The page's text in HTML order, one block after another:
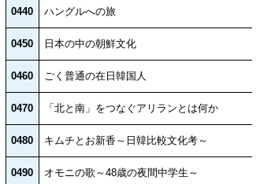
0440 ハングルへの旅
0450 日本の中の朝鮮文化
0460 ごく普通の在日韓国人
0470 「北と南」をつなぐアリランとは何か
0480 キムチとお新香～日韓比較文化考～
0490 オモニの歌～48歳の夜間中学生～